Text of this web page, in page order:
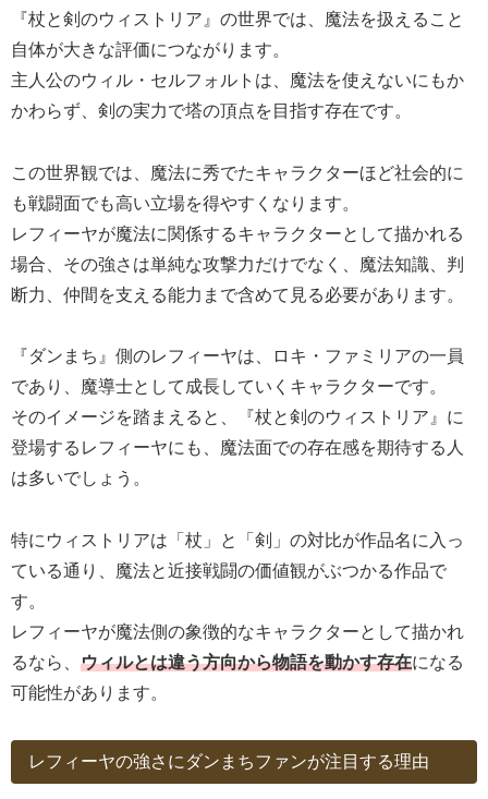
『杖と剣のウィストリア』の世界では、魔法を扱えること
自体が大きな評価につながります。
主人公のウィル・セルフォルトは、魔法を使えないにもか
かわらず、剣の実力で塔の頂点を目指す存在です。
この世界観では、魔法に秀でたキャラクターほど社会的に
も戦闘面でも高い立場を得やすくなります。
レフィーヤが魔法に関係するキャラクターとして描かれる
場合、その強さは単純な攻撃力だけでなく、魔法知識、判
断力、仲間を支える能力まで含めて見る必要があります。
『ダンまち』側のレフィーヤは、ロキ・ファミリアの一員
であり、魔導士として成長していくキャラクターです。
そのイメージを踏まえると、『杖と剣のウィストリア』に
登場するレフィーヤにも、魔法面での存在感を期待する人
は多いでしょう。
特にウィストリアは「杖」と「剣」の対比が作品名に入っ
ている通り、魔法と近接戦闘の価値観がぶつかる作品で
す。
レフィーヤが魔法側の象徴的なキャラクターとして描かれ
るなら、 ウィルとは違う方向から物語を動かす存在になる
可能性があります。
レフィーヤの強さにダンまちファンが注目する理由